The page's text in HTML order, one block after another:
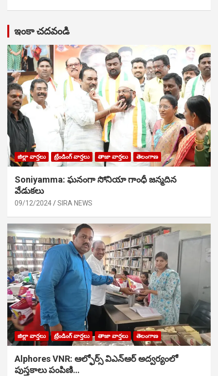
ఇంకా చదవండి
జిల్లా వార్తలు ట్రేండింగ్ వార్తలు తాజా వార్తలు తెలంగాణ
Soniyamma: ఘ‌నంగా సోనియా గాంధీ జ‌న్మ‌దిన
వేడుక‌లు
09/12/2024 SIRA NEWS
జిల్లా వార్తలు ట్రేండింగ్ వార్తలు తాజా వార్తలు తెలంగాణ
Alphores VNR: ఆల్ఫోర్స్ విఎన్ఆర్ అద్వర్యంలో
పుస్తకాలు పంపిణి…